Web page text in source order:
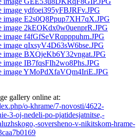
gallery online at:
o-khrame/7-novosti/4622-
3-oj-nedeli-po-pjatidesjatnitse,-
soversheno-v-nikitskom-hrame-